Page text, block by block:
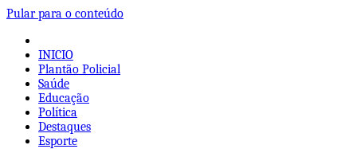
Pular para o conteúdo
INICIO
Plantão Policial
Saúde
Educação
Política
Destaques
Esporte